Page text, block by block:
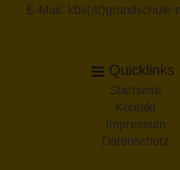
E-Mail: kbs(at)grundschule-
Quicklinks
Startseite
Kontakt
Impressum
Datenschutz